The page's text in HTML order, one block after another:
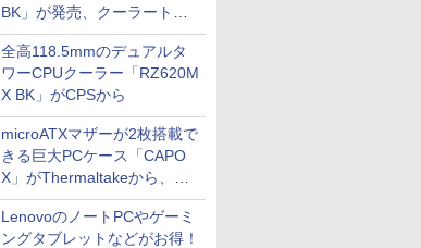
BK」が発売、クーラートッ
プに5インチ液晶搭載
全高118.5mmのデュアルタ
ワーCPUクーラー「RZ620M
X BK」がCPSから
microATXマザーが2枚搭載で
きる巨大PCケース「CAPO
X」がThermaltakeから、カ
ラーは2色
LenovoのノートPCやゲーミ
ングタブレットなどがお得！